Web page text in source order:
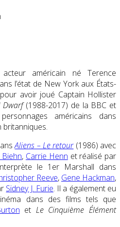
américain né Terence
l’état de New York aux États-
avoir joué Captain Hollister
Dwarf(1988-2017) de la BBC et
américains dans
britanniques.
Aliens – Le retour(1986) avec
, Carrie Henn et réalisé par
le 1er Marshall dans
Reeve, Gene Hackman,
Sidney J. Furie. Il a également eu
dans des films tels que
et Le Cinquième Élément